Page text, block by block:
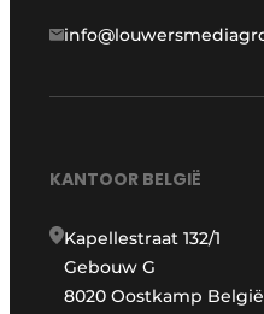
KANTOOR BELGIË
Kapellestraat 132/1
Gebouw G
8020 Oostkamp België